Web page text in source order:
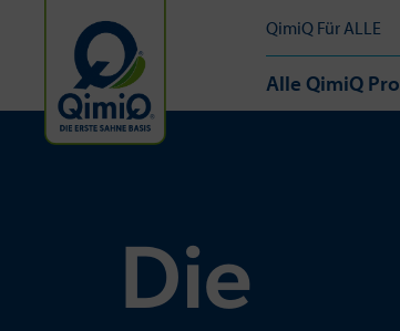
QimiQ Für ALLE
Alle QimiQ
Die